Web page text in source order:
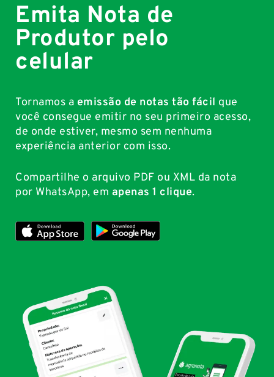
Emita Nota de
Produtor pelo
celular
Tornamos a emissão de notas tão fácil que
você consegue emitir no seu primeiro acesso,
de onde estiver, mesmo sem nenhuma
experiência anterior com isso.
Compartilhe o arquivo PDF ou XML da nota
por WhatsApp, em apenas 1 clique.